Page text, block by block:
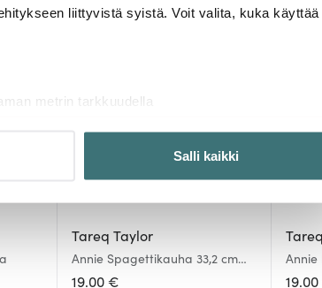
liittyvistä syistä. Voit valita, kuka käyttää
metrin tarkkuudella
mainosalan ja analytiikka-alan
voivat yhdistää näitä tietoja muihin tietoihin,
Salli kaikki
Tareq Taylor
Annie Spagettikauha 33,2 cm
Musta
19.00 €
Annie